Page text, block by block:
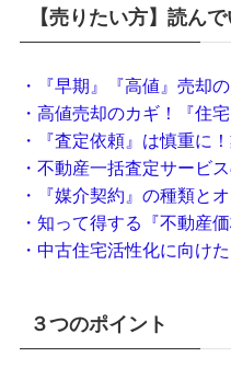
【売りたい方】読ん
・『早期』『高値』売却
・高値売却のカギ！『住
・『査定依頼』は慎重に
・不動産一括査定サービ
・『媒介契約』の種類とオ
・知って得する『不動産
・中古住宅活性化に向け
３つのポイント